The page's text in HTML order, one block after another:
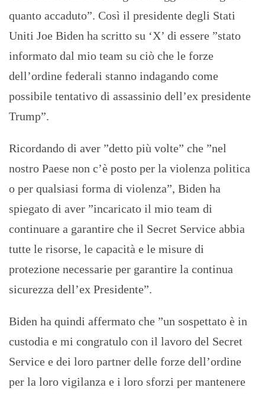
quanto accaduto”. Così il presidente degli Stati
Uniti Joe Biden ha scritto su ‘X’ di essere ”stato
informato dal mio team su ciò che le forze
dell’ordine federali stanno indagando come
possibile tentativo di assassinio dell’ex presidente
Trump”.
Ricordando di aver ”detto più volte” che ”nel
nostro Paese non c’è posto per la violenza politica
o per qualsiasi forma di violenza”, Biden ha
spiegato di aver ”incaricato il mio team di
continuare a garantire che il Secret Service abbia
tutte le risorse, le capacità e le misure di
protezione necessarie per garantire la continua
sicurezza dell’ex Presidente”.
Biden ha quindi affermato che ”un sospettato è in
custodia e mi congratulo con il lavoro del Secret
Service e dei loro partner delle forze dell’ordine
per la loro vigilanza e i loro sforzi per mantenere